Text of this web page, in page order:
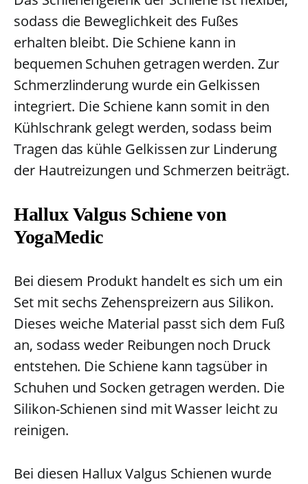
sodass die Beweglichkeit des Fußes
erhalten bleibt. Die Schiene kann in
bequemen Schuhen getragen werden. Zur
Schmerzlinderung wurde ein Gelkissen
integriert. Die Schiene kann somit in den
Kühlschrank gelegt werden, sodass beim
Tragen das kühle Gelkissen zur Linderung
der Hautreizungen und Schmerzen beiträgt.
Hallux Valgus Schiene von
YogaMedic
Bei diesem Produkt handelt es sich um ein
Set mit sechs Zehenspreizern aus Silikon.
Dieses weiche Material passt sich dem Fuß
an, sodass weder Reibungen noch Druck
entstehen. Die Schiene kann tagsüber in
Schuhen und Socken getragen werden. Die
Silikon-Schienen sind mit Wasser leicht zu
reinigen.
Bei diesen Hallux Valgus Schienen wurde